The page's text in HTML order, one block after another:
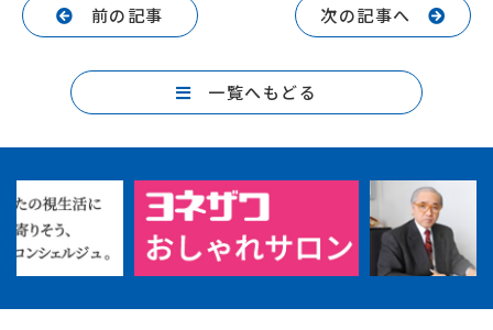
前の記事
一覧へもどる
次の記事へ